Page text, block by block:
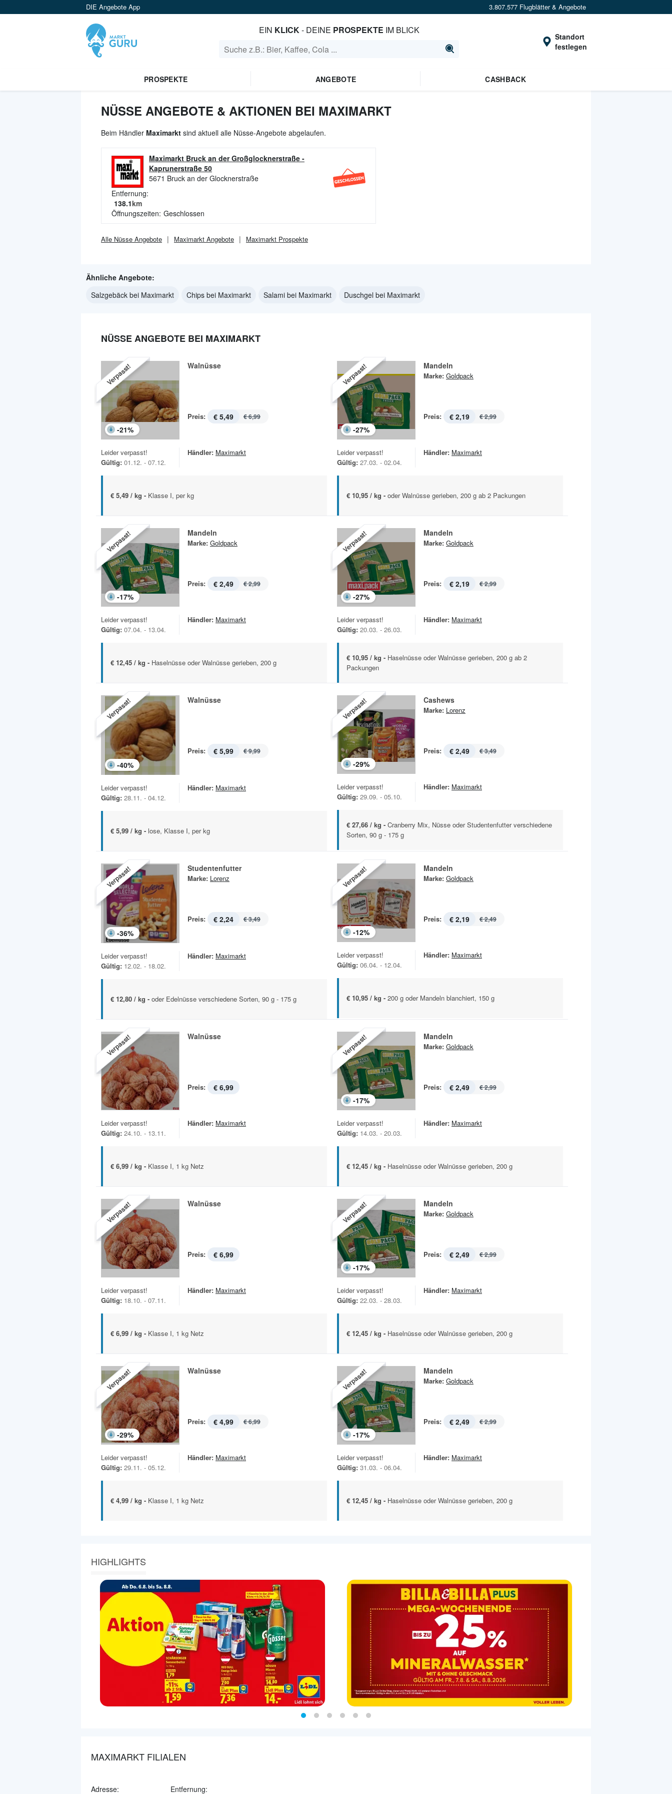
DIE Angebote App 3.807.577 Flugblätter & Angebote
EIN KLICK- DEINE PROSPEKTE IM BLICK
Standort
festlegen
PROSPEKTE ANGEBOTE CASHBACK
NÜSSE ANGEBOTE & AKTIONEN BEI MAXIMARKT
Beim Händler Maximarkt sind aktuell alle Nüsse-Angebote abgelaufen.
Maximarkt Bruck an der Großglocknerstraße -
Kaprunerstraße 50
5671 Bruck an der Glocknerstraße
Entfernung:
138.1km
Öffnungszeiten: Geschlossen
Alle Nüsse Angebote Maximarkt Angebote Maximarkt Prospekte
Ähnliche Angebote:
Salzgebäck bei Maximarkt
Chips bei Maximarkt Salami bei Maximarkt Duschgel bei Maximarkt
NÜSSE ANGEBOTE BEI MAXIMARKT
Verpasst!
-21%
Walnüsse
Preis: € 5,49 € 6,99
Leider verpasst!
Gültig: 01.12. - 07.12.
Händler: Maximarkt
€ 5,49 / kg - Klasse I, per kg
Verpasst!
-27%
Mandeln
Marke: Goldpack
Preis: € 2,19 € 2,99
Leider verpasst!
Gültig: 27.03. - 02.04.
Händler: Maximarkt
€ 10,95 / kg - oder Walnüsse gerieben, 200 g ab 2 Packungen
Verpasst!
-17%
Mandeln
Marke: Goldpack
Preis: € 2,49 € 2,99
Leider verpasst!
Gültig: 07.04. - 13.04.
Händler: Maximarkt
€ 12,45 / kg - Haselnüsse oder Walnüsse gerieben, 200 g
Verpasst!
-27%
Mandeln
Marke: Goldpack
Preis: € 2,19 € 2,99
Leider verpasst!
Gültig: 20.03. - 26.03.
Händler: Maximarkt
€ 10,95 / kg - Haselnüsse oder Walnüsse gerieben, 200 g ab 2
Packungen
Verpasst!
-40%
Walnüsse
Preis: € 5,99 € 9,99
Leider verpasst!
Gültig: 28.11. - 04.12.
Händler: Maximarkt
€ 5,99 / kg - lose, Klasse I, per kg
Verpasst!
-29%
Cashews
Marke: Lorenz
Preis: € 2,49 € 3,49
Leider verpasst!
Gültig: 29.09. - 05.10.
Händler: Maximarkt
€ 27,66 / kg - Cranberry Mix, Nüsse oder Studentenfutter verschiedene
Sorten, 90 g - 175 g
Verpasst!
-36%
Studentenfutter
Marke: Lorenz
Preis: € 2,24 € 3,49
Leider verpasst!
Gültig: 12.02. - 18.02.
Händler: Maximarkt
€ 12,80 / kg - oder Edelnüsse verschiedene Sorten, 90 g - 175 g
Verpasst!
-12%
Mandeln
Marke: Goldpack
Preis: € 2,19 € 2,49
Leider verpasst!
Gültig: 06.04. - 12.04.
Händler: Maximarkt
€ 10,95 / kg - 200 g oder Mandeln blanchiert, 150 g
Verpasst! Walnüsse
Preis: € 6,99
Leider verpasst!
Gültig: 24.10. - 13.11.
Händler: Maximarkt
€ 6,99 / kg - Klasse I, 1 kg Netz
Verpasst!
-17%
Mandeln
Marke: Goldpack
Preis: € 2,49 € 2,99
Leider verpasst!
Gültig: 14.03. - 20.03.
Händler: Maximarkt
€ 12,45 / kg - Haselnüsse oder Walnüsse gerieben, 200 g
Verpasst! Walnüsse
Preis: € 6,99
Leider verpasst!
Gültig: 18.10. - 07.11.
Händler: Maximarkt
€ 6,99 / kg - Klasse I, 1 kg Netz
Verpasst!
-17%
Mandeln
Marke: Goldpack
Preis: € 2,49 € 2,99
Leider verpasst!
Gültig: 22.03. - 28.03.
Händler: Maximarkt
€ 12,45 / kg - Haselnüsse oder Walnüsse gerieben, 200 g
Verpasst!
-29%
Walnüsse
Preis: € 4,99 € 6,99
Leider verpasst!
Gültig: 29.11. - 05.12.
Händler: Maximarkt
€ 4,99 / kg - Klasse I, 1 kg Netz
Verpasst!
-17%
Mandeln
Marke: Goldpack
Preis: € 2,49 € 2,99
Leider verpasst!
Gültig: 31.03. - 06.04.
Händler: Maximarkt
€ 12,45 / kg - Haselnüsse oder Walnüsse gerieben, 200 g
HIGHLIGHTS
MAXIMARKT FILIALEN
Adresse: Entfernung: